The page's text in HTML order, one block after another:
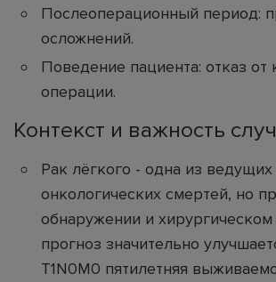
Послеоперационный период:
осложнений.
Поведение пациента: отказ от
операции.
Контекст и важность
Рак лёгкого - одна из
онкологических смертей, но
обнаружении и хирургическом
прогноз значительно
T1N0M0 пятилетняя